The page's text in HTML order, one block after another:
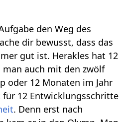
den Weg des
dir bewusst, dass das
gut ist. Herakles hat 12
man auch mit den zwölf
oder 12 Monaten im Jahr
für 12 Entwicklungsschritte
. Denn erst nach